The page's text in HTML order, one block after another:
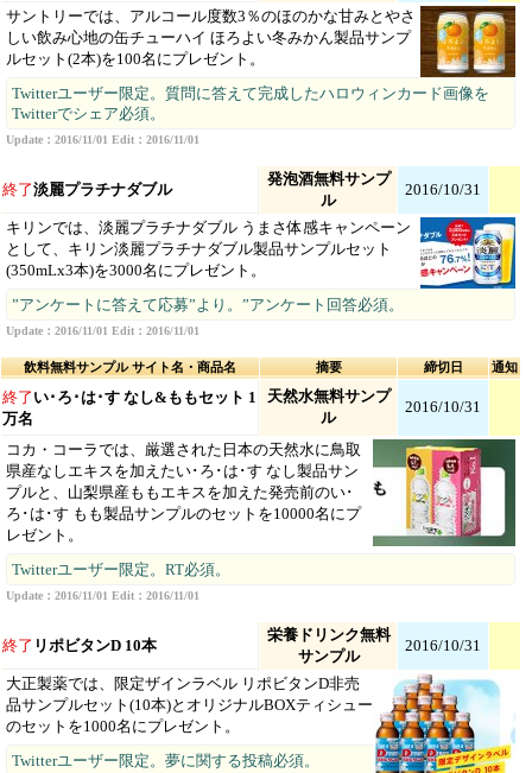
サントリーでは、アルコール度数3％のほのかな甘みとやさ
しい飲み心地の缶チューハイ ほろよい冬みかん製品サンプ
ルセット(2本)を100名にプレゼント。
Twitterユーザー限定。質問に答えて完成したハロウィンカード画像を
Twitterでシェア必須。
Update：2016/11/01 Edit：2016/11/01
終了淡麗プラチナダブル
発泡酒無料サンプ
ル
2016/10/31
キリンでは、淡麗プラチナダブル うまさ体感キャンペーン
として、キリン淡麗プラチナダブル製品サンプルセット
(350mLx3本)を3000名にプレゼント。
”アンケートに答えて応募”より。”アンケート回答必須。
Update：2016/11/01 Edit：2016/11/01
飲料無料サンプル サイト名・商品名 摘要 締切日 通知
終了 い･ろ･は･す なし&ももセット 1
万名
天然水無料サンプ
ル
2016/10/31
コカ・コーラでは、厳選された日本の天然水に鳥取
県産なしエキスを加えたい･ろ･は･す なし製品サン
プルと、山梨県産ももエキスを加えた発売前のい･
ろ･は･す もも製品サンプルのセットを10000名にプ
レゼント。
Twitterユーザー限定。RT必須。
Update：2016/11/01 Edit：2016/11/01
終了 リポビタンD 10本
栄養ドリンク無料
サンプル
2016/10/31
大正製薬では、限定ザインラベル リポビタンD非売
品サンプルセット(10本)とオリジナルBOXティシュー
のセットを1000名にプレゼント。
Twitterユーザー限定。夢に関する投稿必須。